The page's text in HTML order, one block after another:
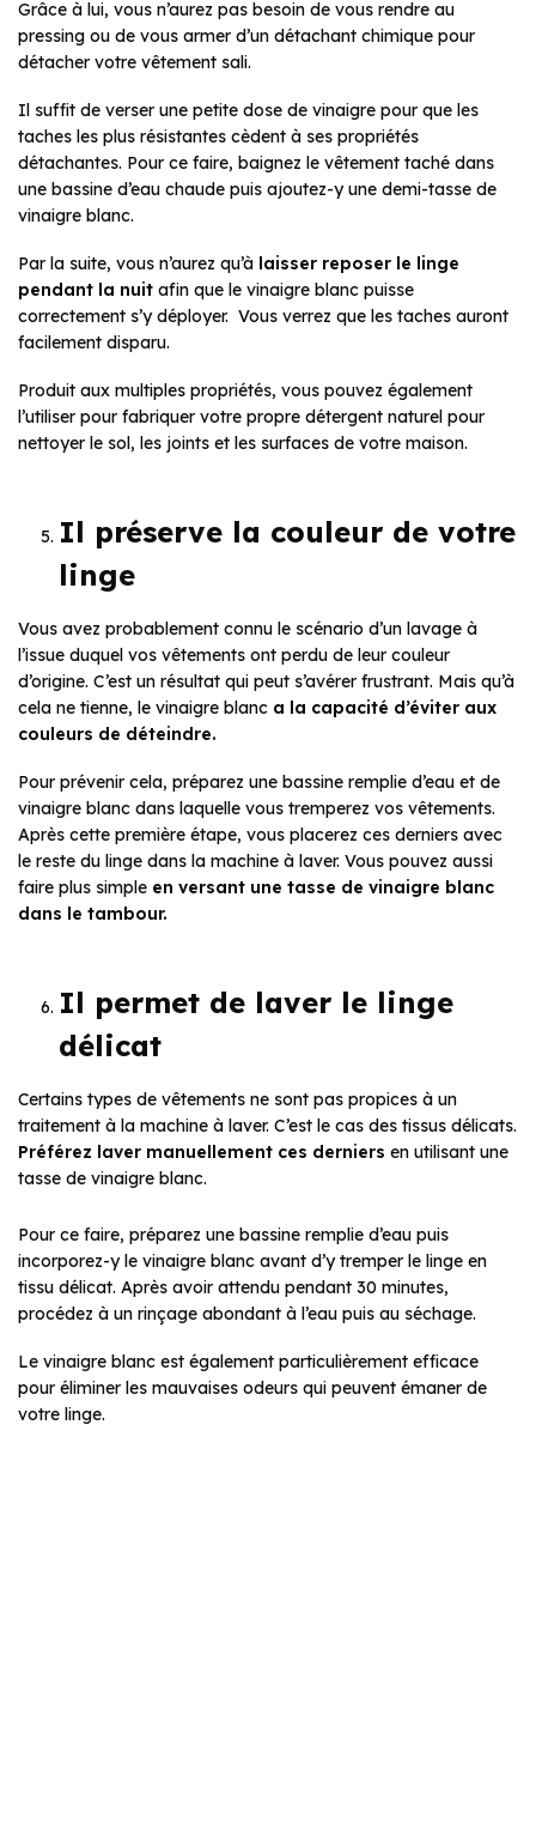
Grâce à lui, vous n’aurez pas besoin de vous rendre au
pressing ou de vous armer d’un détachant chimique pour
détacher votre vêtement sali.
Il suffit de verser une petite dose de vinaigre pour que les
taches les plus résistantes cèdent à ses propriétés
détachantes. Pour ce faire, baignez le vêtement taché dans
une bassine d’eau chaude puis ajoutez-y une demi-tasse de
vinaigre blanc.
Par la suite, vous n’aurez qu’à laisser reposer le linge
pendant la nuit afin que le vinaigre blanc puisse
correctement s’y déployer. Vous verrez que les taches auront
facilement disparu.
Produit aux multiples propriétés, vous pouvez également
l’utiliser pour fabriquer votre propre détergent naturel pour
nettoyer le sol, les joints et les surfaces de votre maison.
Il préserve la couleur de votre
linge
Vous avez probablement connu le scénario d’un lavage à
l’issue duquel vos vêtements ont perdu de leur couleur
d’origine. C’est un résultat qui peut s’avérer frustrant. Mais qu’à
cela ne tienne, le vinaigre blanc a la capacité d’éviter aux
couleurs de déteindre.
Pour prévenir cela, préparez une bassine remplie d’eau et de
vinaigre blanc dans laquelle vous tremperez vos vêtements.
Après cette première étape, vous placerez ces derniers avec
le reste du linge dans la machine à laver. Vous pouvez aussi
faire plus simple en versant une tasse de vinaigre blanc
dans le tambour.
Il permet de laver le linge
délicat
Certains types de vêtements ne sont pas propices à un
traitement à la machine à laver. C’est le cas des tissus délicats.
Préférez laver manuellement ces derniers en utilisant une
tasse de vinaigre blanc.
Pour ce faire, préparez une bassine remplie d’eau puis
incorporez-y le vinaigre blanc avant d’y tremper le linge en
tissu délicat. Après avoir attendu pendant 30 minutes,
procédez à un rinçage abondant à l’eau puis au séchage.
Le vinaigre blanc est également particulièrement efficace
pour éliminer les mauvaises odeurs qui peuvent émaner de
votre linge.